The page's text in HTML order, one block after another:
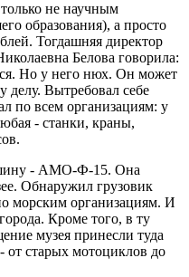
не научным
образования), а просто
Тогдашняя директор
Белова говорила:
Но у него нюх. Он может
делу. Вытребовал себе
по всем организациям: у
- станки, краны,
- АМО-Ф-15. Она
Обнаружил грузовик
морским организациям. И
Кроме того, в ту
музея принесли туда
от старых мотоциклов до